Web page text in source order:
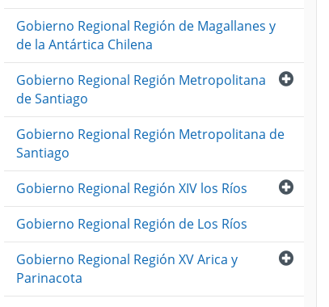
Gobierno Regional Región de Magallanes y
de la Antártica Chilena
Abrir
Gobierno Regional Región Metropolitana
de Santiago
Gobierno Regional Región Metropolitana de
Santiago
Abrir
Gobierno Regional Región XIV los Ríos
Gobierno Regional Región de Los Ríos
Abrir
Gobierno Regional Región XV Arica y
Parinacota